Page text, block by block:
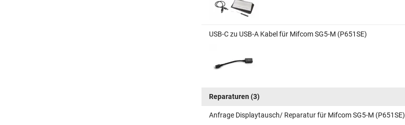
USB-C zu USB-A Kabel für Mifcom SG5-M (P651SE)
Reparaturen (3)
Anfrage Displaytausch/ Reparatur für Mifcom SG5-M (P651SE)